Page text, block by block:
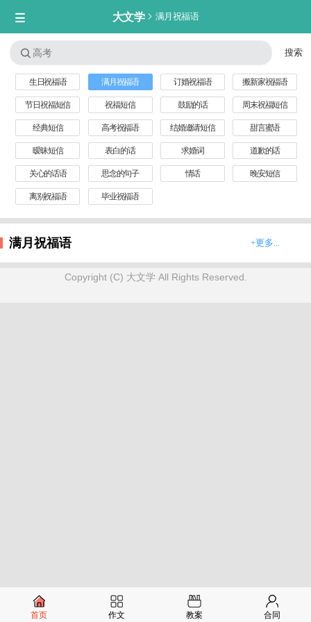
大文学 满月祝福语


生日祝福语 满月祝福语 订婚祝福语 搬新家祝福语
节日祝福短信 祝福短信 鼓励的话 周末祝福短信
经典短信 高考祝福语 结婚邀请短信 甜言蜜语
暧昧短信 表白的话 求婚词 道歉的话
关心的话语 思念的句子 情话 晚安短信
离别祝福语 毕业祝福语
满月祝福语 +更多...
Copyright (C) 大文学 All Rights Reserved.
首页 作文 教案 合同